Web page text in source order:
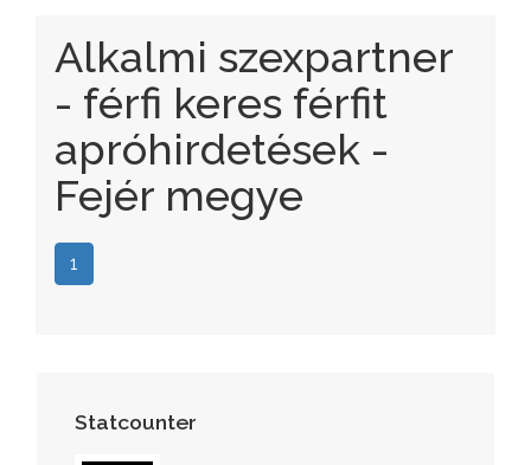
Alkalmi szexpartner
- férfi keres férfit
apróhirdetések -
Fejér megye
1
Statcounter